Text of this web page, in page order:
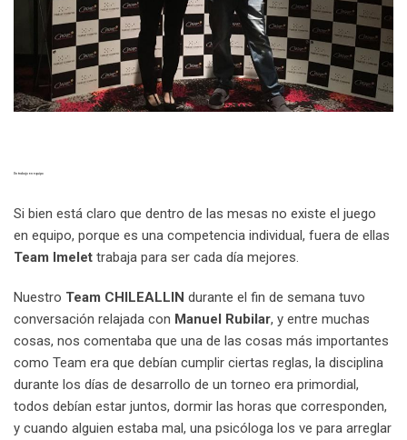
Un trabajo en equipo
Si bien está claro que dentro de las mesas no existe el juego
en equipo, porque es una competencia individual, fuera de ellas
Team Imelet trabaja para ser cada día mejores.
Nuestro Team CHILEALLIN durante el fin de semana tuvo
conversación relajada con Manuel Rubilar, y entre muchas
cosas, nos comentaba que una de las cosas más importantes
como Team era que debían cumplir ciertas reglas, la disciplina
durante los días de desarrollo de un torneo era primordial,
todos debían estar juntos, dormir las horas que corresponden,
y cuando alguien estaba mal, una psicóloga los ve para arreglar